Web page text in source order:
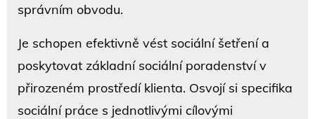
správním obvodu.
Je schopen efektivně vést sociální šetření a
poskytovat základní sociální poradenství v
přirozeném prostředí klienta. Osvojí si specifika
sociální práce s jednotlivými cílovými